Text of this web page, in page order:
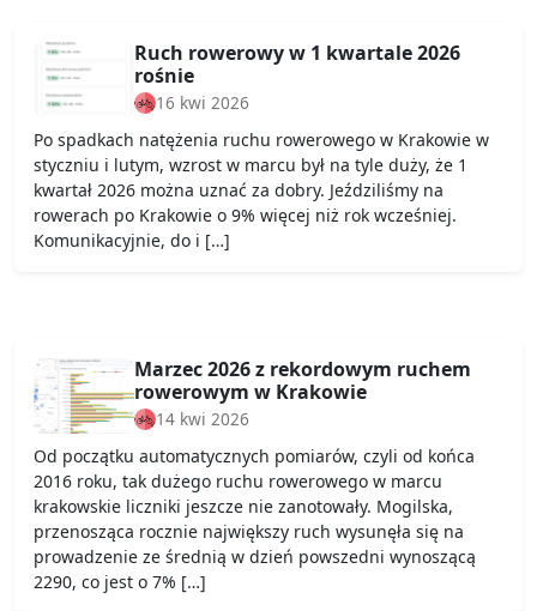
Ruch rowerowy w 1 kwartale 2026
rośnie
16 kwi 2026
Po spadkach natężenia ruchu rowerowego w Krakowie w
styczniu i lutym, wzrost w marcu był na tyle duży, że 1
kwartał 2026 można uznać za dobry. Jeździliśmy na
rowerach po Krakowie o 9% więcej niż rok wcześniej.
Komunikacyjnie, do i […]
Marzec 2026 z rekordowym ruchem
rowerowym w Krakowie
14 kwi 2026
Od początku automatycznych pomiarów, czyli od końca
2016 roku, tak dużego ruchu rowerowego w marcu
krakowskie liczniki jeszcze nie zanotowały. Mogilska,
przenosząca rocznie największy ruch wysunęła się na
prowadzenie ze średnią w dzień powszedni wynoszącą
2290, co jest o 7% […]